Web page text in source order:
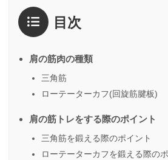
目次
肩の筋肉の種類
三角筋
ローテーターカフ(回旋筋腱板)
肩の筋トレをする際のポイント
三角筋を鍛える際のポイント
ローテーターカフを鍛える際の